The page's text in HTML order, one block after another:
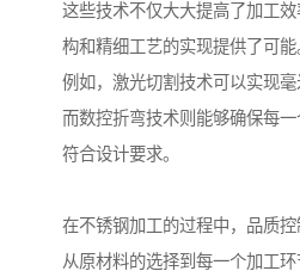
这些技术不仅大大提高了加工
构和精细工艺的实现提供了可能
例如，激光切割技术可以实现毫
而数控折弯技术则能够确保每
符合设计要求。
在不锈钢加工的过程中，品质控
从原材料的选择到每一个加工